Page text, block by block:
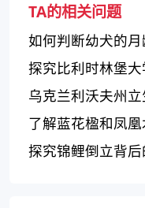
TA的相关问题
如何判断幼犬的月
探究比利时林堡
乌克兰利沃夫州
价
了解蓝花楹和凤
探究锦鲤倒立背